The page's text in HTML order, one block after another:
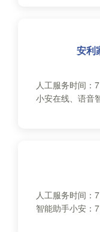
安利
人工服务时间：
小安在线、语音
人工服务时间：
智能助手小安：